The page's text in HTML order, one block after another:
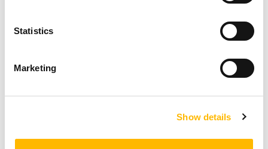
Statistics
Marketing
Show details
有些系统可能需要将摄影机或传感器从一个房间